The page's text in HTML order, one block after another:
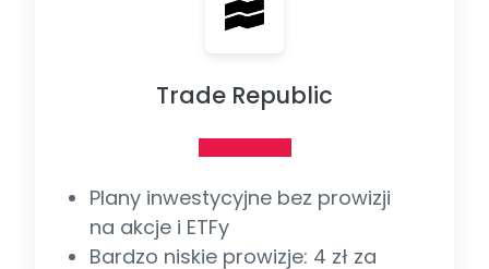
Trade Republic
Plany inwestycyjne bez prowizji
na akcje i ETFy
Bardzo niskie prowizje: 4 zł za